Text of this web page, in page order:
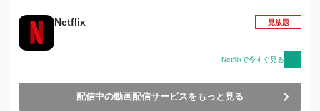
信
Netflix 見放題
Netflixで今すぐ見る
配信中の動画配信サービスをもっと見る